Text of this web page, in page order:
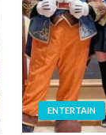
ENTERTAIN